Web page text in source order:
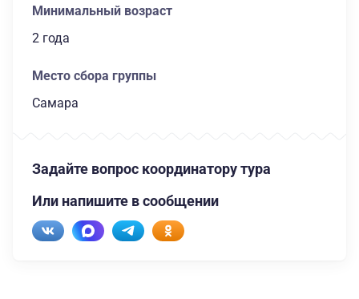
Минимальный возраст
2 года
Место сбора группы
Самара
Задайте вопрос координатору тура
Или напишите в сообщении